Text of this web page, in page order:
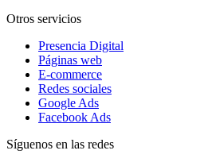
Otros servicios
Presencia Digital
Páginas web
E-commerce
Redes sociales
Google Ads
Facebook Ads
Síguenos en las redes